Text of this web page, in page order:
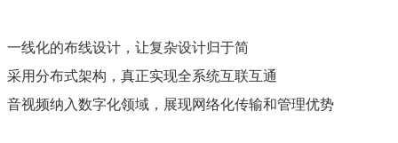
一线化的布线设计，让复杂设计归于简
采用分布式架构，真正实现全系统互联互通
音视频纳入数字化领域，展现网络化传输和管理优势